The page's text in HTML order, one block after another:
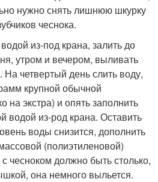
нужно снять лишнюю шкурку
чеснока.
из-под крана, залить до
утром и вечером, выливать
На четвертый день слить воду,
крупной обычной
на экстра) и опять заполнить
водой из-род крана. Оставить
воды снизится, дополнить
(полиэтиленовой)
чесноком должно быть столько,
она немного выльется.